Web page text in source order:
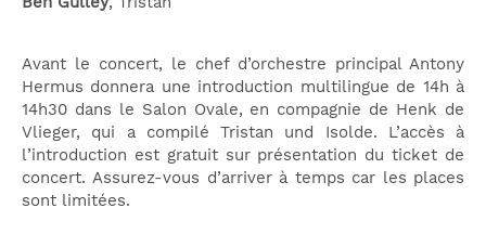
Avant le concert, le chef d’orchestre principal Antony
Hermus donnera une introduction multilingue de 14h à
14h30 dans le Salon Ovale, en compagnie de Henk de
Vlieger, qui a compilé Tristan und Isolde. L’accès à
l’introduction est gratuit sur présentation du ticket de
concert. Assurez-vous d’arriver à temps car les places
sont limitées.